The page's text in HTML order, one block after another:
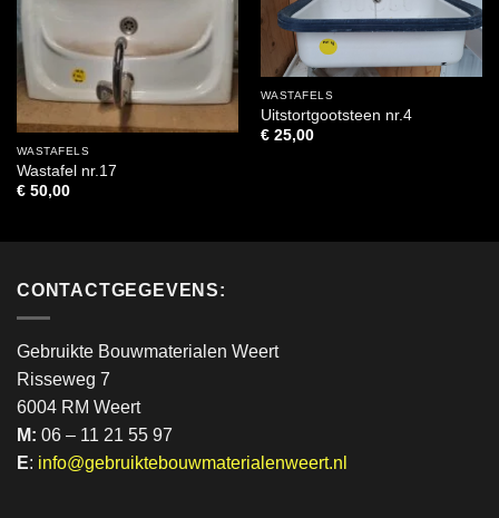
WASTAFELS
Wastafel nr.17
€50,00
WASTAFELS
Uitstortgootsteen nr.4
€25,00
CONTACTGEGEVENS:
Gebruikte Bouwmaterialen Weert
Risseweg 7
6004 RM Weert
M: 06 – 11 21 55 97
E: info@gebruiktebouwmaterialenweert.nl